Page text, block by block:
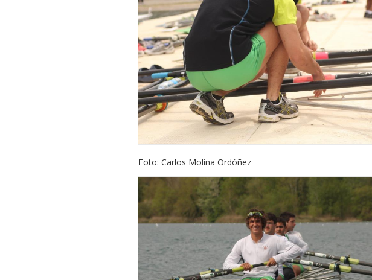
Foto: Carlos Molina Ordóñez